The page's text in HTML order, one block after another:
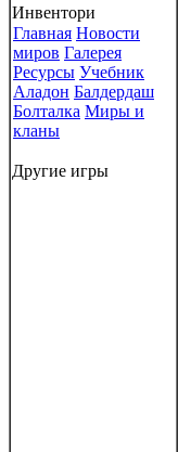
Инвентори
Главная Новости
миров Галерея
Ресурсы Учебник
Аладон Балдердаш
Болталка Миры и
кланы
Другие игры